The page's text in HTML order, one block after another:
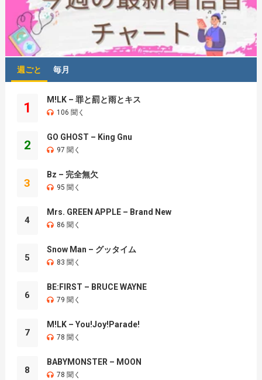
週ごと 毎月
1
M!LK – 罪と罰と雨とキス
106 聞く
2
GO GHOST – King Gnu
97 聞く
3
Bz – 完全無欠
95 聞く
4
Mrs. GREEN APPLE – Brand New
86 聞く
5
Snow Man – グッタイム
83 聞く
6
BE:FIRST – BRUCE WAYNE
79 聞く
7
M!LK – You!Joy!Parade!
78 聞く
8
BABYMONSTER – MOON
78 聞く